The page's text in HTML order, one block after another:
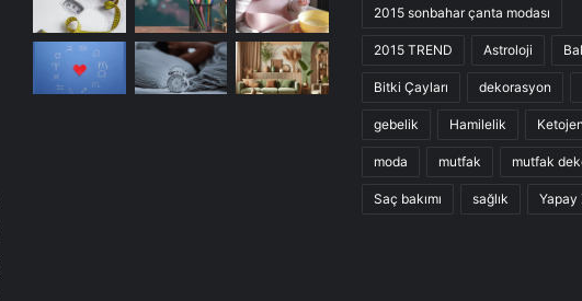
2015 sonbahar çanta modası
2015 TREND Astroloji
Bitki Çayları dekorasyon
gebelik Hamilelik
moda mutfak mutfak
Saç bakımı sağlık Yapay